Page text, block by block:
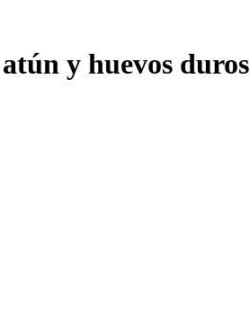
y huevos duros